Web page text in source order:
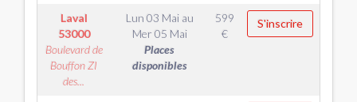
Laval
53000
Boulevard de
Bouffon ZI
des...
Lun 03 Maiau
Mer 05 Mai
Places
disponibles
599
€
S'inscrire